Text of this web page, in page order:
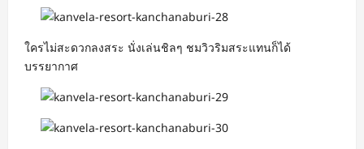
ใครไม่สะดวกลงสระ นั่งเล่นชิลๆ ชมวิวริมสระแทนก็ได้
บรรยากาศ